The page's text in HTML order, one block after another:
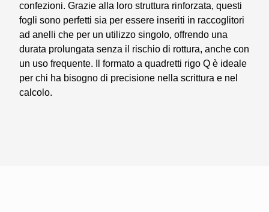
confezioni. Grazie alla loro struttura rinforzata, questi
fogli sono perfetti sia per essere inseriti in raccoglitori
ad anelli che per un utilizzo singolo, offrendo una
durata prolungata senza il rischio di rottura, anche con
un uso frequente. Il formato a quadretti rigo Q è ideale
per chi ha bisogno di precisione nella scrittura e nel
calcolo.